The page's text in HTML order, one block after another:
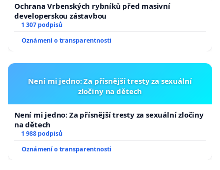
Ochrana Vrbenských rybníků před masivní
developerskou zástavbou
1 307 podpisů
Oznámení o transparentnosti
Není mi jedno: Za přísnější tresty za sexuální
zločiny na dětech
Není mi jedno: Za přísnější tresty za sexuální zločiny
na dětech
1 988 podpisů
Oznámení o transparentnosti